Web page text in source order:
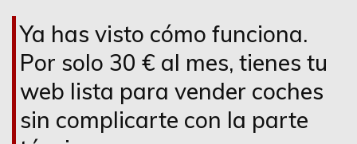
Ya has visto cómo funciona.
Por solo 30 € al mes, tienes tu
web lista para vender coches
sin complicarte con la parte